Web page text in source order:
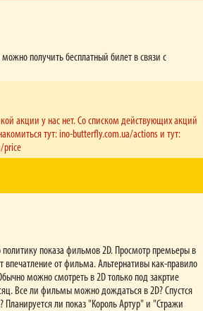
получить бесплатный билет в связи с
акции у нас нет. Со списком действующих акций
тут: ino-butterfly.com.ua/actions и тут:
price
показа фильмов 2D. Просмотр премьеры в
впечатление от фильма. Альтернативы как-правило
можно смотреть в 2D только под закртие
Все ли фильмы можно дождаться в 2D? Спустся
Планируется ли показ "Король Артур" и "Стражи